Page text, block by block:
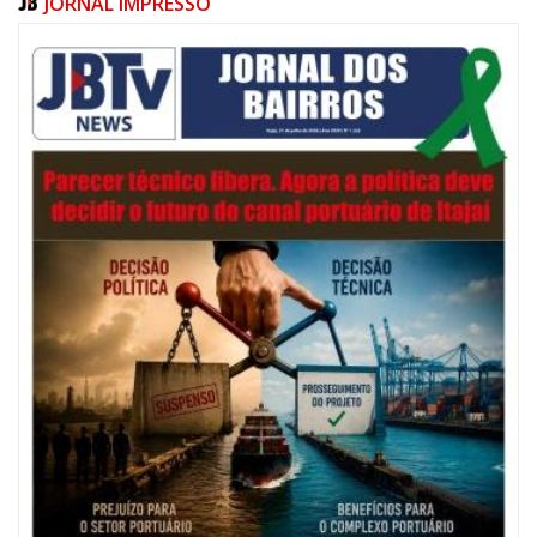
06/08/2026 | 07:00
Festival de Pesca de Praia vai celebrar o aniversário de Navegantes
ITAJAÍ